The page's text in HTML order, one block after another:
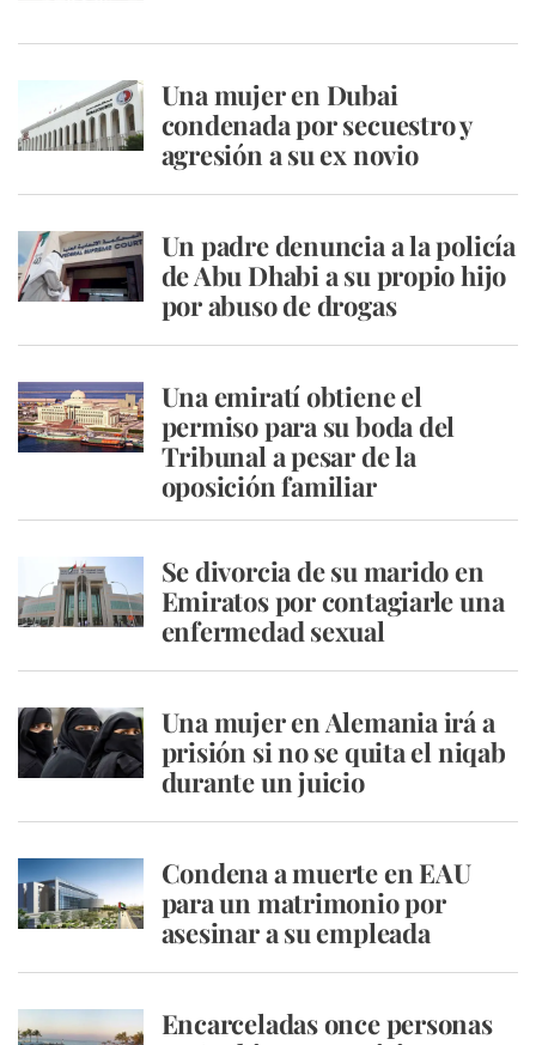
Una mujer en Dubai
condenada por secuestro y
agresión a su ex novio
Un padre denuncia a la policía
de Abu Dhabi a su propio hijo
por abuso de drogas
Una emiratí obtiene el
permiso para su boda del
Tribunal a pesar de la
oposición familiar
Se divorcia de su marido en
Emiratos por contagiarle una
enfermedad sexual
Una mujer en Alemania irá a
prisión si no se quita el niqab
durante un juicio
Condena a muerte en EAU
para un matrimonio por
asesinar a su empleada
Encarceladas once personas